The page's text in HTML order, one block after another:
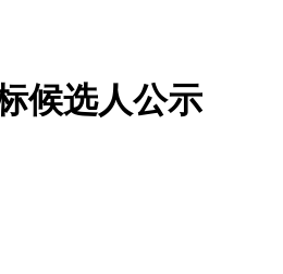
候选人公示